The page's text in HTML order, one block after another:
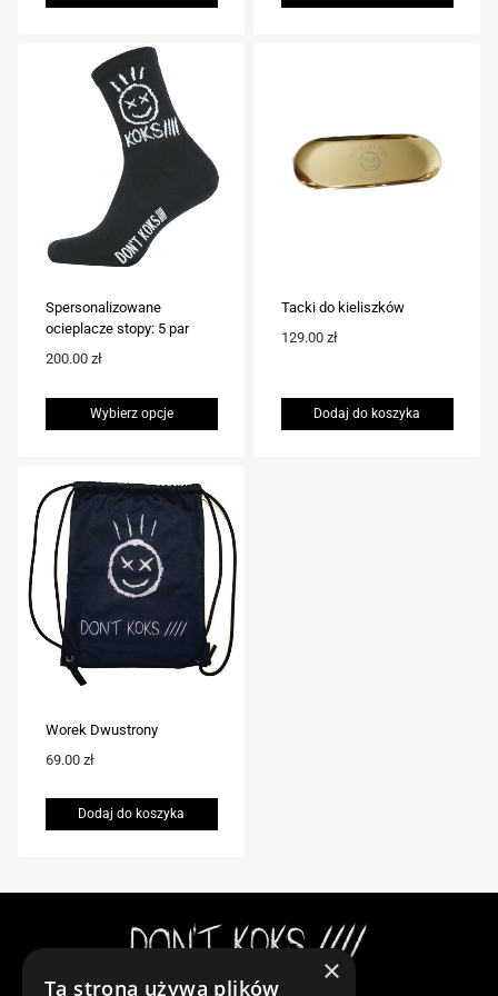
wariantów.
Opcje
Spersonalizowane
ocieplacze stopy: 5 par
200.00 zł
Wybierz opcje
Tacki do kieliszków
129.00 zł
Dodaj do koszyka
Worek Dwustrony
69.00 zł
Dodaj do koszyka
×
Ta strona używa plików